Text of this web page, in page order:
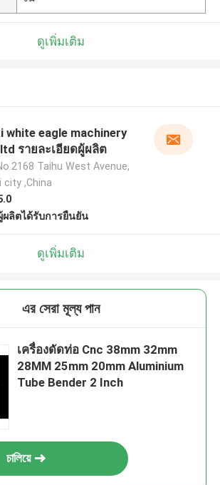
ดูเพิ่มเติม
white eagle machinery
รายละเอียดผู้ผลิต
Taihu West Avenue,
city ,China
ผลิตได้รับการยืนยัน
ดูเพิ่มเติม
এর সেরা মূল্য পান
เครื่องดัดท่อ Cnc 38mm 32mm
28MM 25mm 20mm Aluminium
Tube Bender 2 Inch
চালিয়ে